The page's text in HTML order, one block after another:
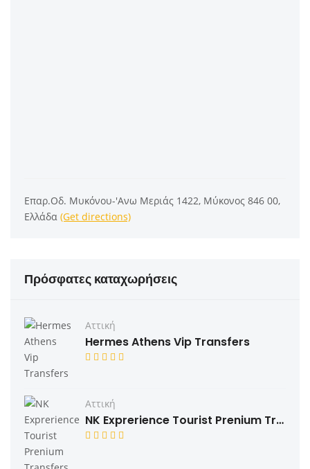
Επαρ.Οδ. Μυκόνου-'Ανω Μεριάς 1422, Μύκονος 846 00,
Ελλάδα (Get directions)
Πρόσφατες καταχωρήσεις
Αττική
Hermes Athens Vip Transfers
Αττική
NK Exprerience Tourist Prenium Transfers & Tours